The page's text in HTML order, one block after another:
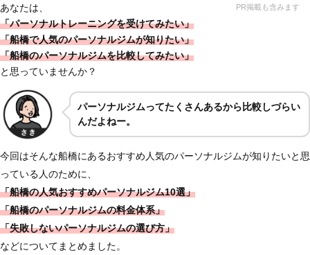
PR掲載も含みます
あなたは、
「パーソナルトレーニングを受けてみたい」
「船橋で人気のパーソナルジムが知りたい」
「船橋のパーソナルジムを比較してみたい」
と思っていませんか？
パーソナルジムってたくさんあるから比較しづらい
んだよねー。
今回はそんな船橋にあるおすすめ人気のパーソナルジムが知りたいと思
っている人のために、
「船橋の人気おすすめパーソナルジム10選」
「船橋のパーソナルジムの料金体系」
「失敗しないパーソナルジムの選び方」
などについてまとめました。